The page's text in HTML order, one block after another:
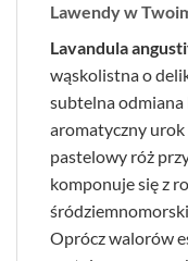
Lawendy w
Lavandula
wąskolistna o
subtelna odmiana
aromatyczny
pastelowy róż
komponuje się z
Oprócz walorów